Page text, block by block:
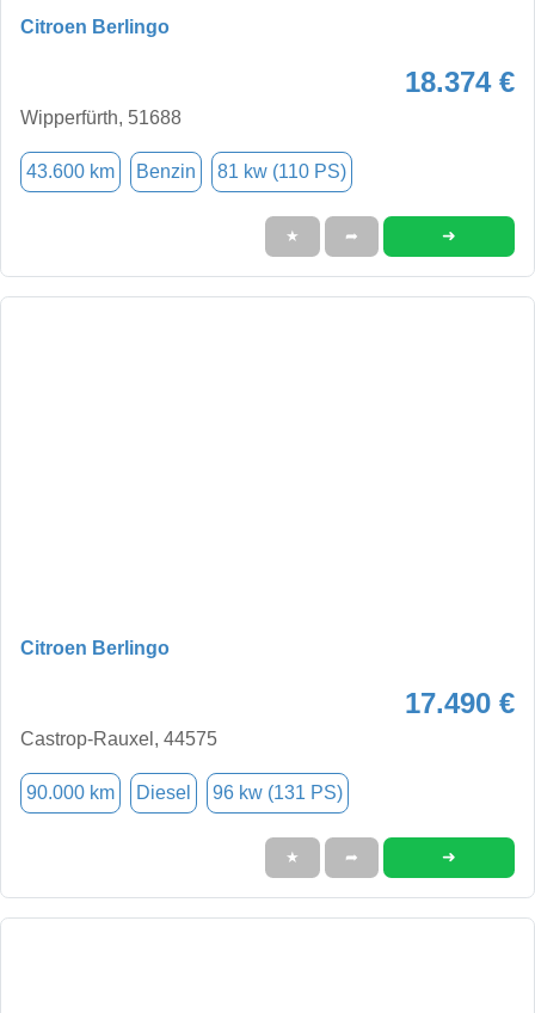
Citroen Berlingo
18.374 €
Wipperfürth, 51688
43.600 km Benzin 81 kw (110 PS)
★ ➦ ➜
Citroen Berlingo
17.490 €
Castrop-Rauxel, 44575
90.000 km Diesel 96 kw (131 PS)
★ ➦ ➜